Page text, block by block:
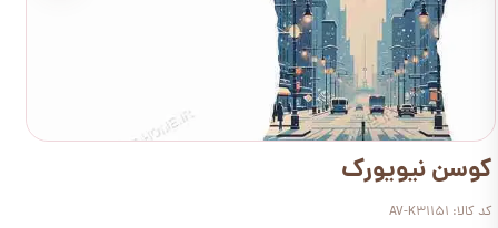
کوسن نیویورک
کد کالا: AV-K31151